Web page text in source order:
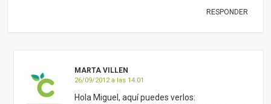
RESPONDER
MARTA VILLEN
26/09/2012 a las 14:01
Hola Miguel, aquí puedes verlos: